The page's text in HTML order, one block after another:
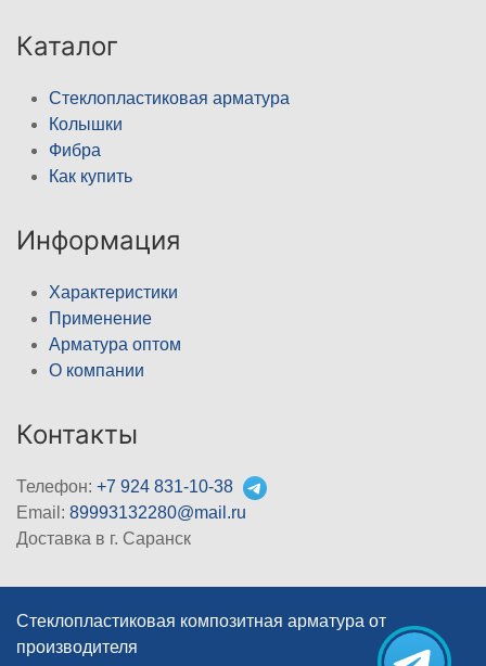
Каталог
Стеклопластиковая арматура
Колышки
Фибра
Как купить
Информация
Характеристики
Применение
Арматура оптом
О компании
Контакты
Телефон: +7 924 831-10-38
Email: 89993132280@mail.ru
Доставка в г. Саранск
Стеклопластиковая композитная арматура от
производителя